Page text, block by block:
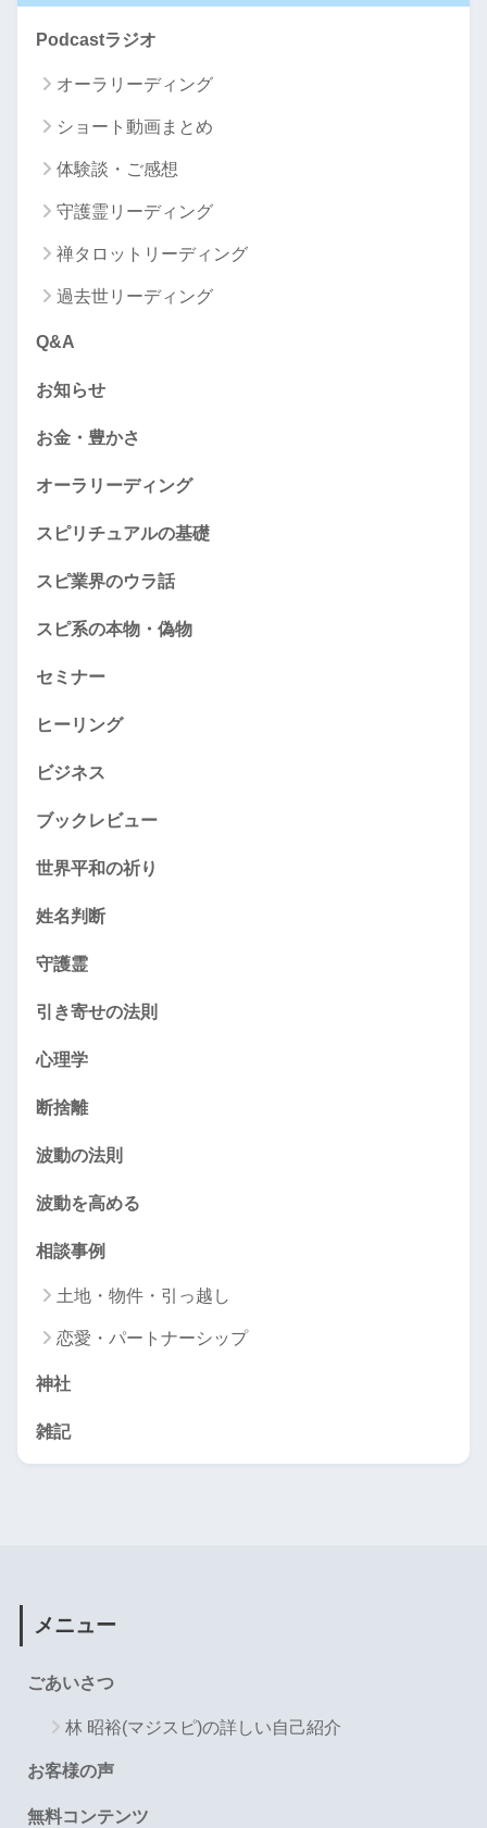
Podcastラジオ
オーラリーディング
ショート動画まとめ
体験談・ご感想
守護霊リーディング
禅タロットリーディング
過去世リーディング
Q&A
お知らせ
お金・豊かさ
オーラリーディング
スピリチュアルの基礎
スピ業界のウラ話
スピ系の本物・偽物
セミナー
ヒーリング
ビジネス
ブックレビュー
世界平和の祈り
姓名判断
守護霊
引き寄せの法則
心理学
断捨離
波動の法則
波動を高める
相談事例
土地・物件・引っ越し
恋愛・パートナーシップ
神社
雑記
メニュー
ごあいさつ
林 昭裕(マジスピ)の詳しい自己紹介
お客様の声
無料コンテンツ